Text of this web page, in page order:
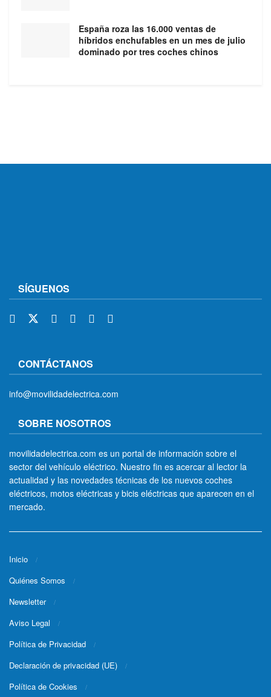
España roza las 16.000 ventas de
híbridos enchufables en un mes de julio
dominado por tres coches chinos
SÍGUENOS
CONTÁCTANOS
info@movilidadelectrica.com
SOBRE NOSOTROS
movilidadelectrica.com es un portal de información sobre el
sector del vehículo eléctrico. Nuestro fin es acercar al lector la
actualidad y las novedades técnicas de los nuevos coches
eléctricos, motos eléctricas y bicis eléctricas que aparecen en el
mercado.
Inicio
Quiénes Somos
Newsletter
Aviso Legal
Política de Privacidad
Declaración de privacidad (UE)
Política de Cookies